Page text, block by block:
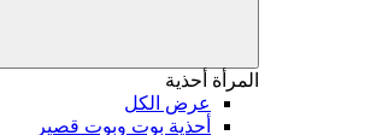
المرأة أحذية
عرض الكل
أحذية بوت وبوت قصير